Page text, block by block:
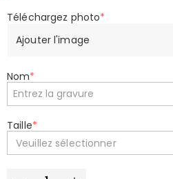
Téléchargez photo*
Ajouter l'image
Nom*
Taille*
Veuillez sélectionner